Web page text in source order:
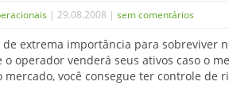
| 29.08.2008 | sem comentários
de extrema importância para sobreviver
operador venderá seus ativos caso o
mercado, você consegue ter controle